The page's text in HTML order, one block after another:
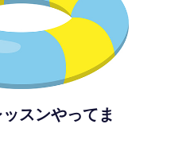
スンやってま